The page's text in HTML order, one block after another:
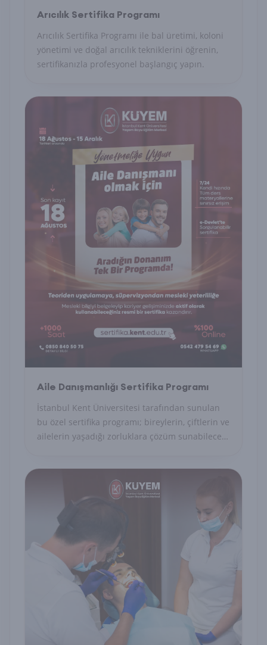
Arıcılık Sertifika Programı
Arıcılık Sertifika Programı ile bal üretimi, koloni
yönetimi ve doğal arıcılık tekniklerini öğrenin,
sertifikanızla profesyonel başlangıç yapın.
Aile Danışmanlığı Sertifika Programı
İstanbul Kent Üniversitesi tarafından sunulan
bu özel sertifika programı; bireylerin, çiftlerin ve
ailelerin yaşadığı zorluklara çözüm sunabilecek